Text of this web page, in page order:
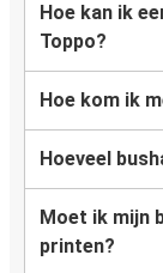
Hoe kan ik
Toppo?
Hoe kom ik
Hoeveel
Moet ik mijn
printen?